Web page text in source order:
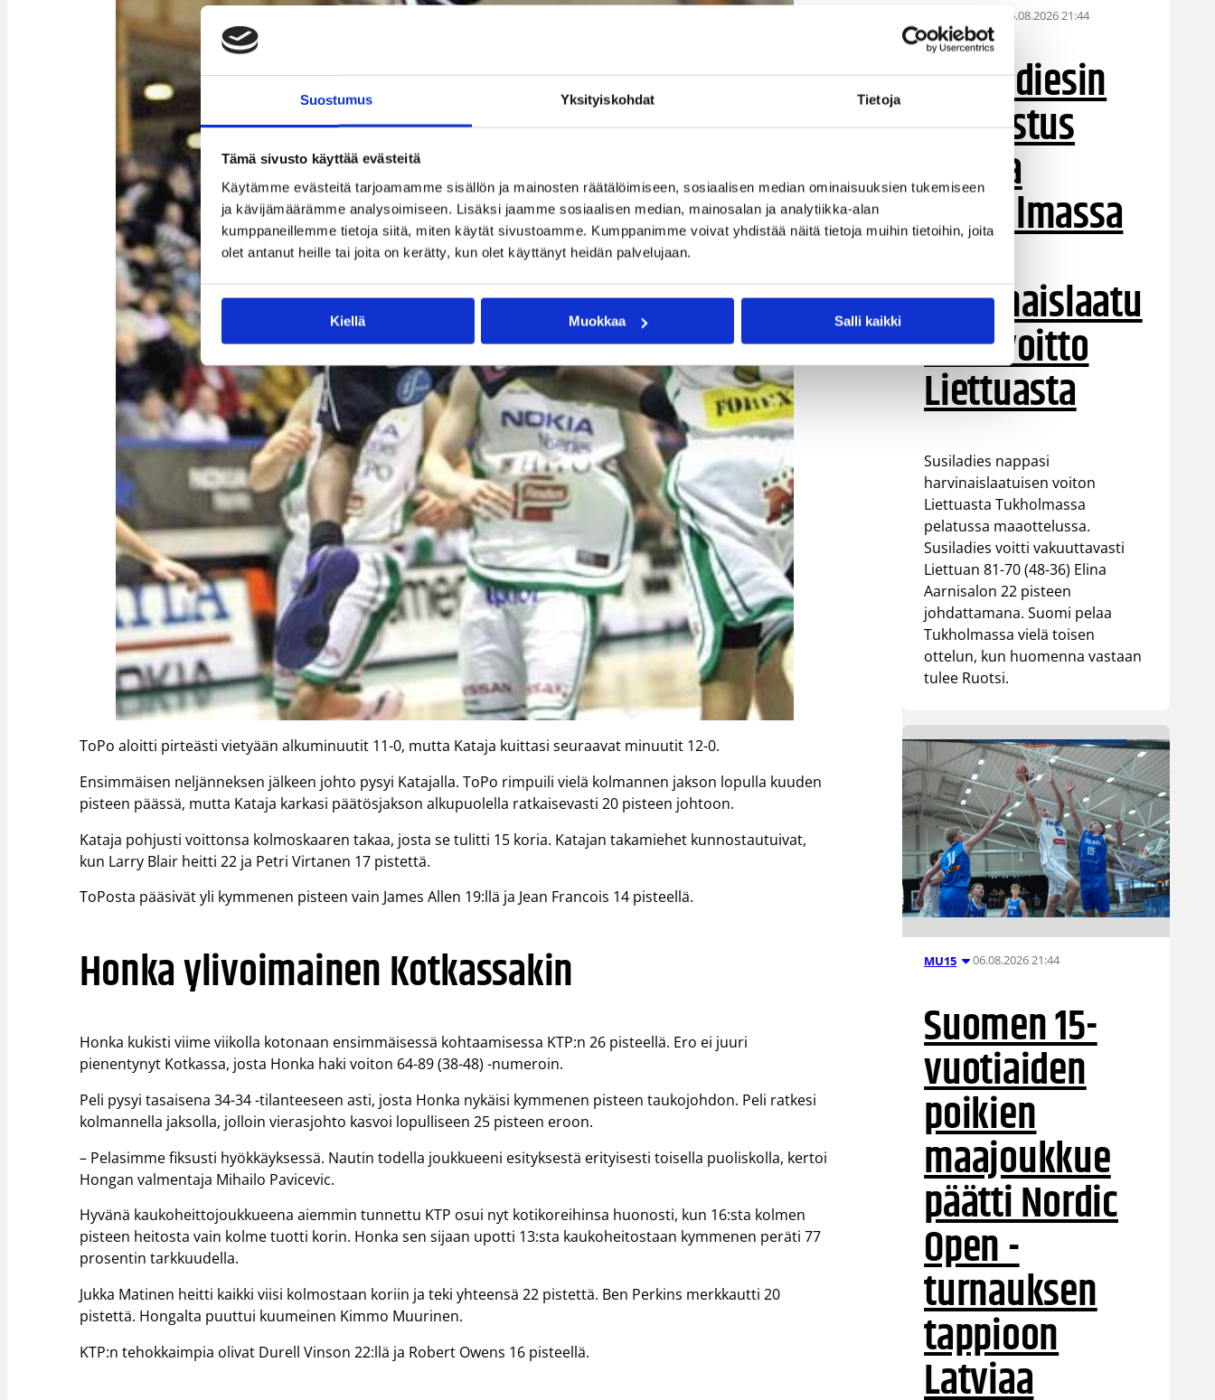
Suostumus Yksityiskohdat Tietoja
Tämä sivusto käyttää evästeitä
Käytämme evästeitä tarjoamamme sisällön ja mainosten räätälöimiseen, sosiaalisen median ominaisuuksien tukemiseen
ja kävijämäärämme analysoimiseen. Lisäksi jaamme sosiaalisen median, mainosalan ja analytiikka-alan
kumppaneillemme tietoja siitä, miten käytät sivustoamme. Kumppanimme voivat yhdistää näitä tietoja muihin tietoihin, joita
olet antanut heille tai joita on kerätty, kun olet käyttänyt heidän palvelujaan.
Kiellä Muokkaa Salli kaikki
ToPo aloitti pirteästi vietyään alkuminuutit 11-0, mutta Kataja kuittasi seuraavat minuutit 12-0.
Ensimmäisen neljänneksen jälkeen johto pysyi Katajalla. ToPo rimpuili vielä kolmannen jakson lopulla kuuden
pisteen päässä, mutta Kataja karkasi päätösjakson alkupuolella ratkaisevasti 20 pisteen johtoon.
Kataja pohjusti voittonsa kolmoskaaren takaa, josta se tulitti 15 koria. Katajan takamiehet kunnostautuivat,
kun Larry Blair heitti 22 ja Petri Virtanen 17 pistettä.
ToPosta pääsivät yli kymmenen pisteen vain James Allen 19:llä ja Jean Francois 14 pisteellä.
Honka ylivoimainen Kotkassakin
Honka kukisti viime viikolla kotonaan ensimmäisessä kohtaamisessa KTP:n 26 pisteellä. Ero ei juuri
pienentynyt Kotkassa, josta Honka haki voiton 64-89 (38-48) -numeroin.
Peli pysyi tasaisena 34-34 -tilanteeseen asti, josta Honka nykäisi kymmenen pisteen taukojohdon. Peli ratkesi
kolmannella jaksolla, jolloin vierasjohto kasvoi lopulliseen 25 pisteen eroon.
– Pelasimme fiksusti hyökkäyksessä. Nautin todella joukkueeni esityksestä erityisesti toisella puoliskolla, kertoi
Hongan valmentaja Mihailo Pavicevic.
Hyvänä kaukoheittojoukkueena aiemmin tunnettu KTP osui nyt kotikoreihinsa huonosti, kun 16:sta kolmen
pisteen heitosta vain kolme tuotti korin. Honka sen sijaan upotti 13:sta kaukoheitostaan kymmenen peräti 77
prosentin tarkkuudella.
Jukka Matinen heitti kaikki viisi kolmostaan koriin ja teki yhteensä 22 pistettä. Ben Perkins merkkautti 20
pistettä. Hongalta puuttui kuumeinen Kimmo Muurinen.
KTP:n tehokkaimpia olivat Durell Vinson 22:llä ja Robert Owens 16 pisteellä.
06.08.2026 21:44
Susiladiesin
puolustus
rautaa
Tukholmassa
harvinaislaatu
inen voitto
Liettuasta
Susiladies nappasi
harvinaislaatuisen voiton
Liettuasta Tukholmassa
pelatussa maaottelussa.
Susiladies voitti vakuuttavasti
Liettuan 81-70 (48-36) Elina
Aarnisalon 22 pisteen
johdattamana. Suomi pelaa
Tukholmassa vielä toisen
ottelun, kun huomenna vastaan
tulee Ruotsi.
MU15 06.08.2026 21:44
Suomen 15-
vuotiaiden
poikien
maajoukkue
päätti Nordic
Open -
turnauksen
tappioon
Latviaa